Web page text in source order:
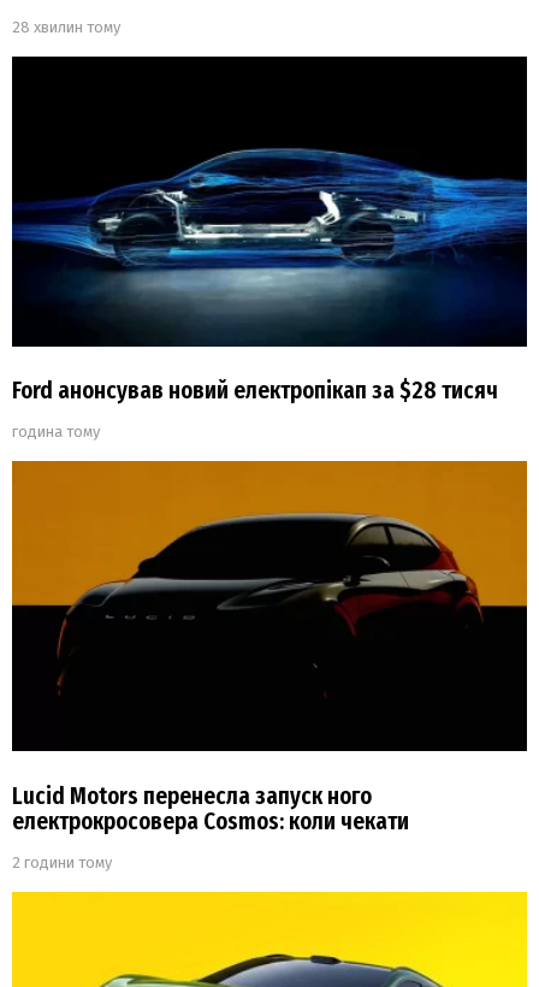
28 хвилин тому
Ford анонсував новий електропікап за $28 тисяч
година тому
Lucid Motors перенесла запуск ного
електрокросовера Cosmos: коли чекати
2 години тому